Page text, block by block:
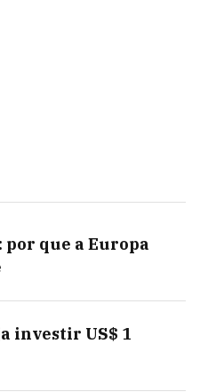
que a Europa
investir US$ 1